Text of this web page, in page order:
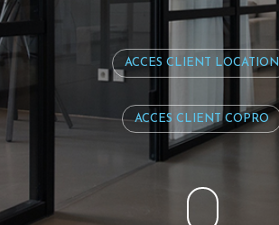
ACCES CLIENT LOCATION
ACCES CLIENT COPRO